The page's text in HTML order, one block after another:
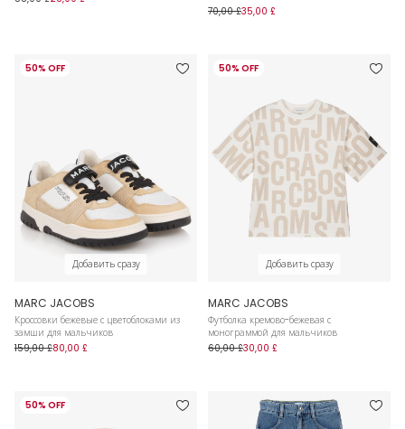
70,00 £35,00 £
50% OFF
Добавить сразу
MARC JACOBS
Кроссовки бежевые с цветоблоками из
замши для мальчиков
159,00 £80,00 £
50% OFF
Добавить сразу
MARC JACOBS
Футболка кремово-бежевая с
монограммой для мальчиков
60,00 £30,00 £
50% OFF